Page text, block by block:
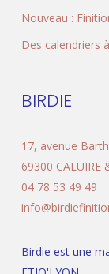
Nouveau :
Des calendriers
BIRDIE
17, avenue
69300 CALUIRE
04 78 53 49 49
Birdie est une